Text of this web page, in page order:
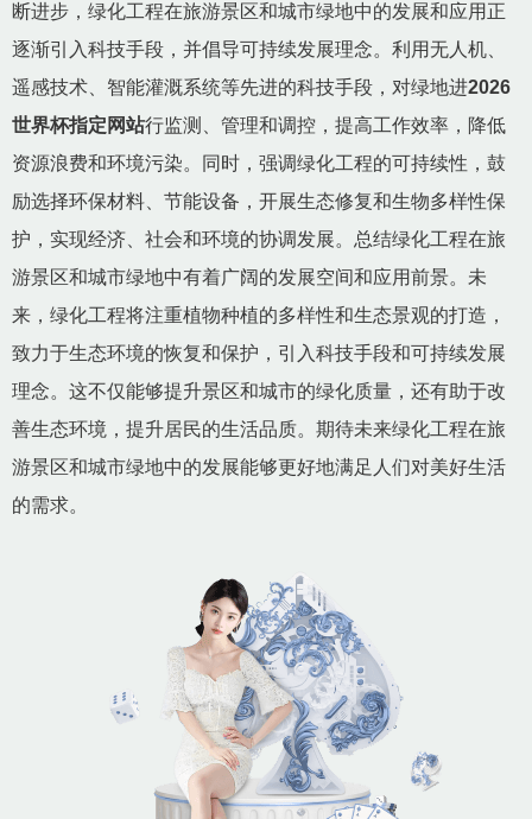
断进步，绿化工程在旅游景区和城市绿地中的发展和应用正
逐渐引入科技手段，并倡导可持续发展理念。利用无人机、
遥感技术、智能灌溉系统等先进的科技手段，对绿地进2026
世界杯指定网站行监测、管理和调控，提高工作效率，降低
资源浪费和环境污染。同时，强调绿化工程的可持续性，鼓
励选择环保材料、节能设备，开展生态修复和生物多样性保
护，实现经济、社会和环境的协调发展。总结绿化工程在旅
游景区和城市绿地中有着广阔的发展空间和应用前景。未
来，绿化工程将注重植物种植的多样性和生态景观的打造，
致力于生态环境的恢复和保护，引入科技手段和可持续发展
理念。这不仅能够提升景区和城市的绿化质量，还有助于改
善生态环境，提升居民的生活品质。期待未来绿化工程在旅
游景区和城市绿地中的发展能够更好地满足人们对美好生活
的需求。